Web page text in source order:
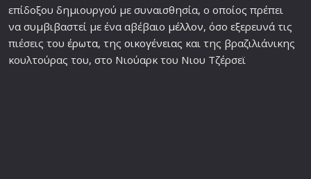
επίδοξου δημιουργού με συναισθησία, ο οποίος πρέπει
να συμβιβαστεί με ένα αβέβαιο μέλλον, όσο εξερευνά τις
πιέσεις του έρωτα, της οικογένειας και της βραζιλιάνικης
κουλτούρας του, στο Νιούαρκ του Νιου Τζέρσεϊ